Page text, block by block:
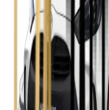
Seat Leon
Skoda Fabia
Zobacz
Skoda Kamiq
Zobacz